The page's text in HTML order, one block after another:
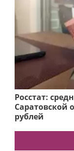
Росстат:
Саратовской
рублей